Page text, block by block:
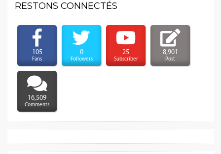
RESTONS CONNECTÉS
105
Fans
0
Followers
25
Subscriber
8,901
Post
16,509
Comments